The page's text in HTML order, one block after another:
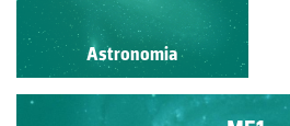
Astronomia
Astronomia